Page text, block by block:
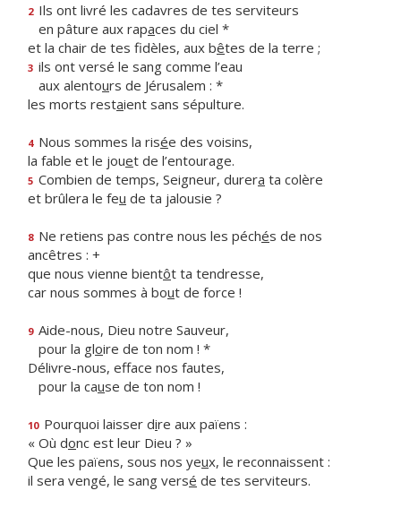
2 Ils ont livré les cadavres de tes serviteurs
en pâture aux rapaces du ciel *
et la chair de tes fidèles, aux bêtes de la terre ;
3 ils ont versé le sang comme l’eau
aux alentours de Jérusalem : *
les morts restaient sans sépulture.
4 Nous sommes la risée des voisins,
la fable et le jouet de l’entourage.
5 Combien de temps, Seigneur, durera ta colère
et brûlera le feu de ta jalousie ?
8 Ne retiens pas contre nous les péchés de nos
ancêtres : +
que nous vienne bientôt ta tendresse,
car nous sommes à bout de force !
9 Aide-nous, Dieu notre Sauveur,
pour la gloire de ton nom ! *
Délivre-nous, efface nos fautes,
pour la cause de ton nom !
10 Pourquoi laisser dire aux païens :
« Où donc est leur Dieu ? »
Que les païens, sous nos yeux, le reconnaissent :
il sera vengé, le sang versé de tes serviteurs.